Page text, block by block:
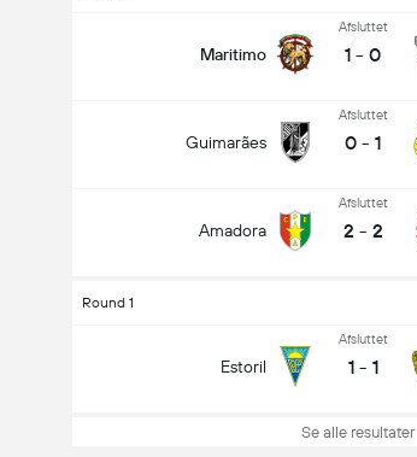
Maritimo
Afsluttet
1 - 0
Guimarães
Afsluttet
0 - 1
Amadora
Afsluttet
2 - 2
Round 1
Estoril
Afsluttet
1 - 1
Se alle resultater